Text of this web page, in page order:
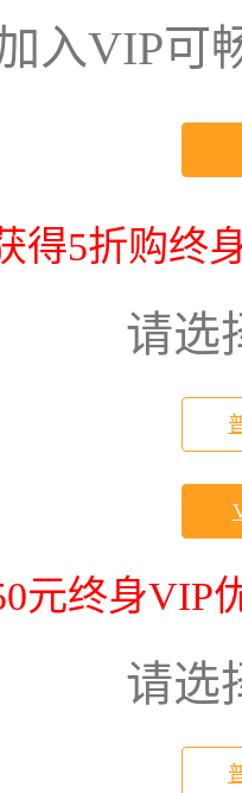
入VIP可
得5折购终
请选
元终身VIP
请选